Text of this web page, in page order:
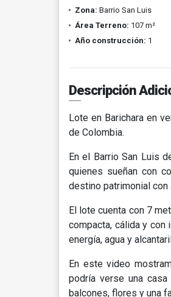
Zona: Barrio San Luis
Área Terreno: 107 m²
Año construcción: 1
Descripción
Lote en Barichara en
de Colombia.
En el Barrio San Luis
quienes sueñan con
destino patrimonial con
El lote cuenta con 7
compacta, cálida y
energía, agua y
En este video
podría verse una casa
balcones, flores y una